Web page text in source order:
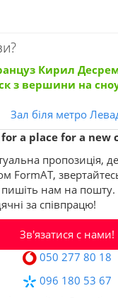
Кирил
з вершини на
Зал біля метро
a place for a new
пропозиція,
FormAT,
нам на пошту.
за співпрацю!
Зв'язатися с нами!
050 277 80 18
096 180 53 67